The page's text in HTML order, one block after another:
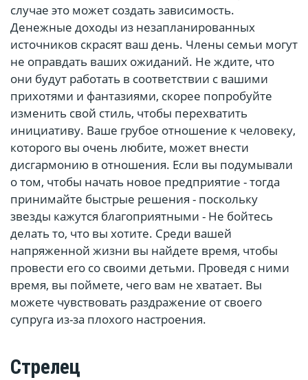
случае это может создать зависимость.
Денежные доходы из незапланированных
источников скрасят ваш день. Члены семьи могут
не оправдать ваших ожиданий. Не ждите, что
они будут работать в соответствии с вашими
прихотями и фантазиями, скорее попробуйте
изменить свой стиль, чтобы перехватить
инициативу. Ваше грубое отношение к человеку,
которого вы очень любите, может внести
дисгармонию в отношения. Если вы подумывали
о том, чтобы начать новое предприятие - тогда
принимайте быстрые решения - поскольку
звезды кажутся благоприятными - Не бойтесь
делать то, что вы хотите. Среди вашей
напряженной жизни вы найдете время, чтобы
провести его со своими детьми. Проведя с ними
время, вы поймете, чего вам не хватает. Вы
можете чувствовать раздражение от своего
супруга из-за плохого настроения.
Стрелец